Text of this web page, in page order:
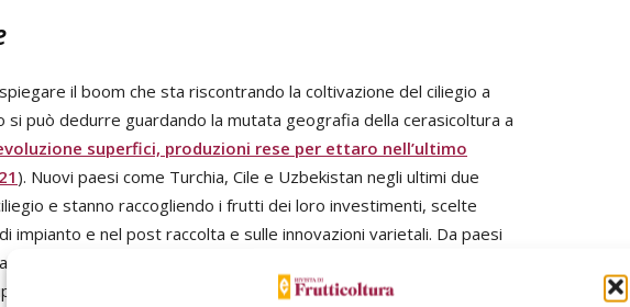
il boom che sta riscontrando la coltivazione del ciliegio a
si può dedurre guardando la mutata geografia della cerasicoltura a
superfici, produzioni rese per ettaro nell’ultimo
). Nuovi paesi come Turchia, Cile e Uzbekistan negli ultimi due
e stanno raccogliendo i frutti dei loro investimenti, scelte
impianto e nel post raccolta e sulle innovazioni varietali. Da paesi
leader nella produzione e commercio delle ciliegie a livello
investite ma di produzioni e rese degli impianti, che crescono